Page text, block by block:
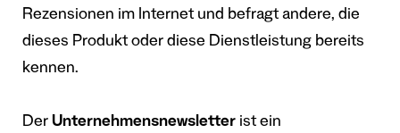
Rezensionen im Internet und befragt andere, die
dieses Produkt oder diese Dienstleistung bereits
kennen.
Der Unternehmensnewsletter ist ein